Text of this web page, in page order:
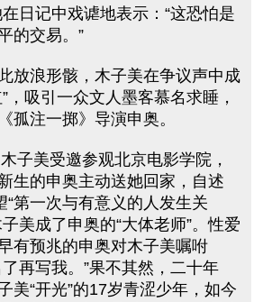
日记中戏谑地表示：“这恐怕是
的交易。”
放浪形骸，木子美在争议声中成
，吸引一众文人墨客慕名求睡，
孤注一掷》导演申奥。
子美受邀参观北京电影学院，
生的申奥主动送她回家，自述
“第一次与有意义的人发生关
美成了申奥的“大体老师”。性爱
有预兆的申奥对木子美嘱咐
再写我。”果不其然，二十年
美“开光”的17岁青涩少年，如今